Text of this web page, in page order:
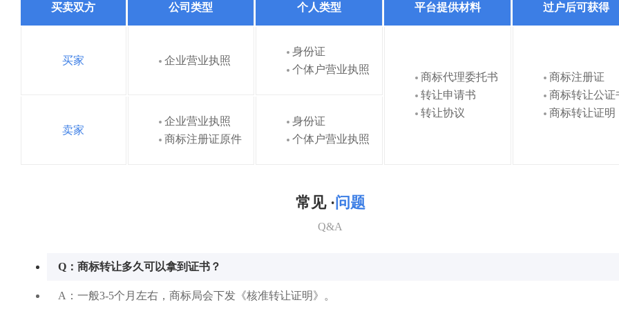
买卖双方 公司类型 个人类型 平台提供材料 过户后可获得
买家 企业营业执照
身份证
个体户营业执照
商标代理委托书
转让申请书
转让协议
商标注册证
商标转让公证
商标转让证明
卖家
企业营业执照
商标注册证原件
身份证
个体户营业执照
常见 ·问题
Q&A
Q：商标转让多久可以拿到证书？
A：一般3-5个月左右，商标局会下发《核准转让证明》。